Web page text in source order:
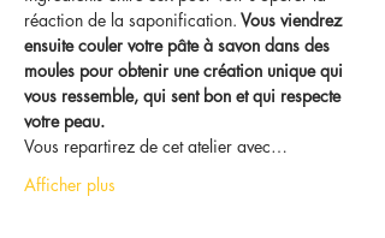
réaction de la saponification. Vous viendrez
ensuite couler votre pâte à savon dans des
moules pour obtenir une création unique qui
vous ressemble, qui sent bon et qui respecte
votre peau.
Vous repartirez de cet atelier avec…
Afficher plus